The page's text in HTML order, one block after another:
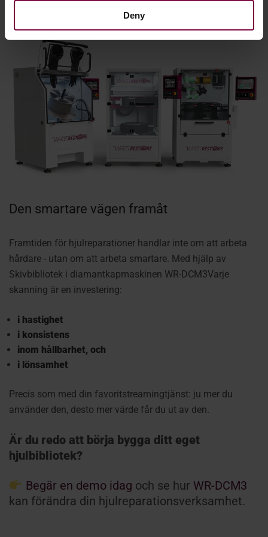
Deny
hjulen tillbaka på vägen där de hör hemma.
Den smartare vägen framåt
Framtiden för hjulreparationer handlar inte om att arbeta
hårdare - utan om att arbeta smartare. Med hjälp av
Skivbibliotek i diamantkapmaskinen WR-DCM3Varje
skanning är en investering:
i hastighet
i konsistens
inom hållbarhet, och
i lönsamhet
Precis som med din favoritstreamingtjänst: ju mer du
använder den, desto mer värde får du ut av den.
Är du redo att börja bygga ditt eget
hjulbibliotek?
Begär en demo idag och se hur WR-DCM3
kan förändra din hjulreparationsverksamhet.